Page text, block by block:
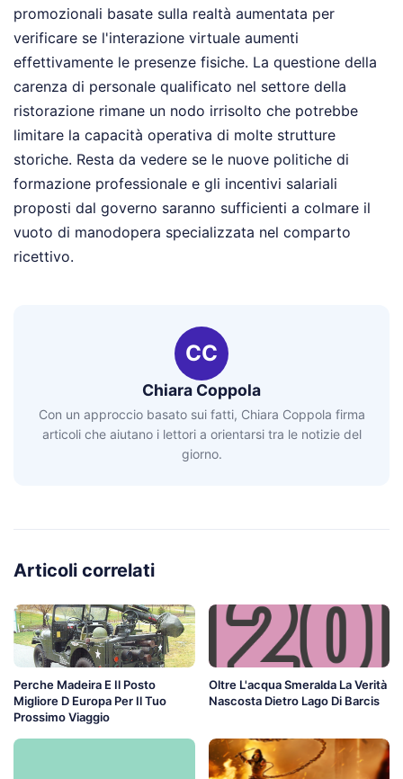
promozionali basate sulla realtà aumentata per
verificare se l'interazione virtuale aumenti
effettivamente le presenze fisiche. La questione della
carenza di personale qualificato nel settore della
ristorazione rimane un nodo irrisolto che potrebbe
limitare la capacità operativa di molte strutture
storiche. Resta da vedere se le nuove politiche di
formazione professionale e gli incentivi salariali
proposti dal governo saranno sufficienti a colmare il
vuoto di manodopera specializzata nel comparto
ricettivo.
CC
Chiara Coppola
Con un approccio basato sui fatti, Chiara Coppola firma
articoli che aiutano i lettori a orientarsi tra le notizie del
giorno.
Articoli correlati
Perche Madeira E Il Posto
Migliore D Europa Per Il Tuo
Prossimo Viaggio
Oltre L'acqua Smeralda La Verità
Nascosta Dietro Lago Di Barcis